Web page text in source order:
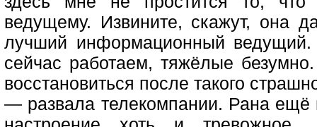
ведущему. Извините, скажут, она
лучший информационный
сейчас работаем, тяжёлые
восстановиться после такого
— развала телекомпании. Рана ещё